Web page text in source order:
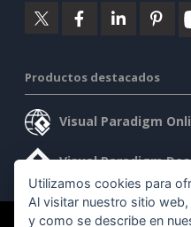
Productos destacados
Visual Paradigm
Visual Paradigm
Utilizamos cookies para
Al visitar nuestro sitio
y como se describe en